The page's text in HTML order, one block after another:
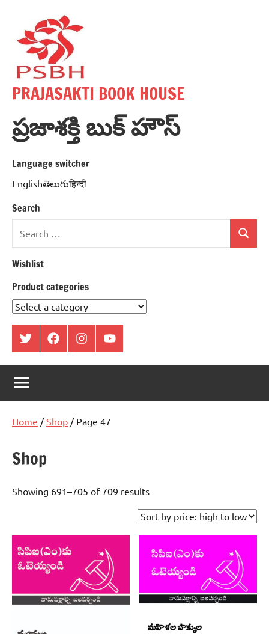
content
PRAJASAKTI BOOK HOUSE
ప్రజాశక్తి బుక్ హౌస్
Language switcher
Englishతెలుగుहिन्दी
Search
Search
for:
Search
Wishlist
Product categories
ట్విట్టర్
ఫేస్
బుక్
ఇంస్టాగ్రామ్యూట్యూబ్
Home /Shop / Page 47
Shop
Showing 691–705 of 709 results